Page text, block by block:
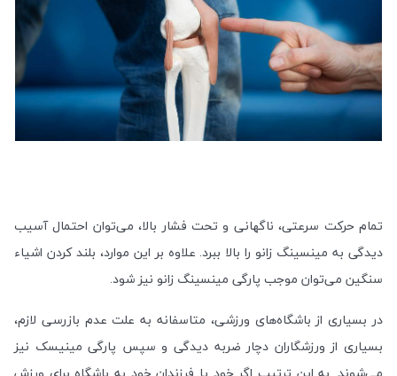
تمام حرکت سرعتی، ناگهانی و تحت فشار بالا، می‌توان احتمال آسیب
دیدگی به مینسینگ زانو را بالا ببرد. علاوه بر این موارد، بلند کردن اشیاء
سنگین می‌توان موجب پارگی مینسینگ زانو نیز شود.
در بسیاری از باشگاه‌های ورزشی، متاسفانه به علت عدم بازرسی لازم،
بسیاری از ورزشگاران دچار ضربه دیدگی و سپس پارگی مینیسک نیز